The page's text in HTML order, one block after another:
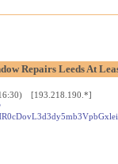
Repairs Leeds At
[193.218.190.*]